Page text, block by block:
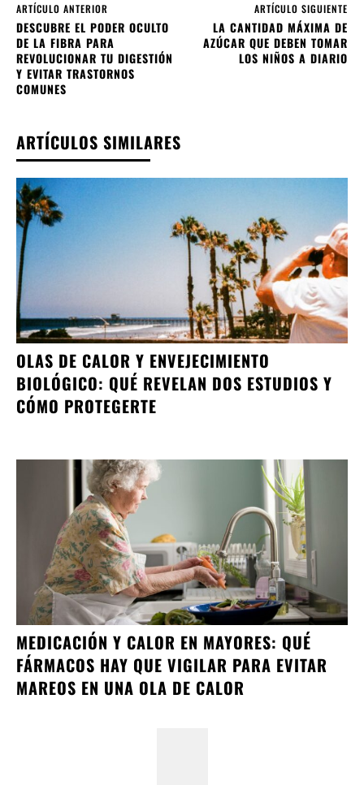
ARTÍCULO ANTERIOR
DESCUBRE EL PODER OCULTO
DE LA FIBRA PARA
REVOLUCIONAR TU DIGESTIÓN
Y EVITAR TRASTORNOS
COMUNES
ARTÍCULO SIGUIENTE
LA CANTIDAD MÁXIMA DE
AZÚCAR QUE DEBEN TOMAR
LOS NIÑOS A DIARIO
ARTÍCULOS SIMILARES
OLAS DE CALOR Y ENVEJECIMIENTO
BIOLÓGICO: QUÉ REVELAN DOS ESTUDIOS Y
CÓMO PROTEGERTE
MEDICACIÓN Y CALOR EN MAYORES: QUÉ
FÁRMACOS HAY QUE VIGILAR PARA EVITAR
MAREOS EN UNA OLA DE CALOR